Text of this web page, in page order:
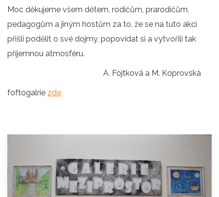
Moc děkujeme všem dětem, rodičům, prarodičům,
pedagogům a jiným hostům za to, že se na tuto akci
přišli podělit o své dojmy, popovídat si a vytvořili tak
příjemnou atmosféru.
A. Fojtková a M. Koprovská
foftogalrie zde